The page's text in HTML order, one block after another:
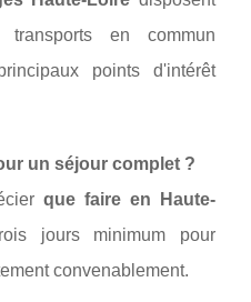
en commun
points d'intérêt
un séjour complet ?
que faire en Haute-
jours minimum pour
convenablement.